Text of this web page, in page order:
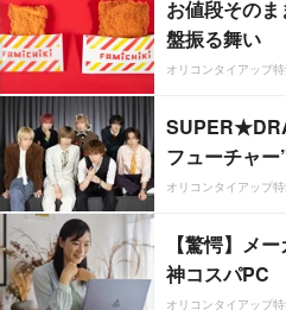
お値段その
盤振る舞い
オリコンタイアップ
フューチャー
オリコンタイアップ
【驚愕】メ
神コスパPC
オリコンタイアップ